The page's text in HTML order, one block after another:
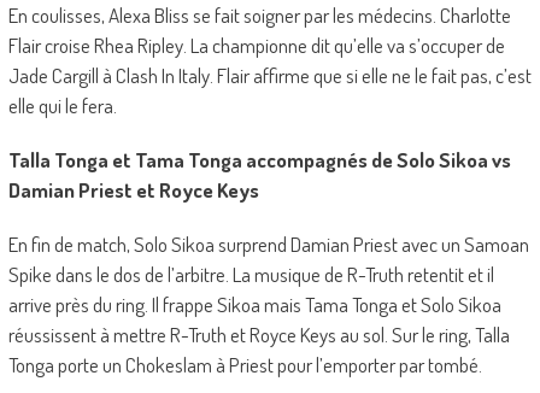
En coulisses, Alexa Bliss se fait soigner par les médecins. Charlotte
Flair croise Rhea Ripley. La championne dit qu’elle va s’occuper de
Jade Cargill à Clash In Italy. Flair affirme que si elle ne le fait pas, c’est
elle qui le fera.
Talla Tonga et Tama Tonga accompagnés de Solo Sikoa vs
Damian Priest et Royce Keys
En fin de match, Solo Sikoa surprend Damian Priest avec un Samoan
Spike dans le dos de l’arbitre. La musique de R-Truth retentit et il
arrive près du ring. Il frappe Sikoa mais Tama Tonga et Solo Sikoa
réussissent à mettre R-Truth et Royce Keys au sol. Sur le ring, Talla
Tonga porte un Chokeslam à Priest pour l’emporter par tombé.